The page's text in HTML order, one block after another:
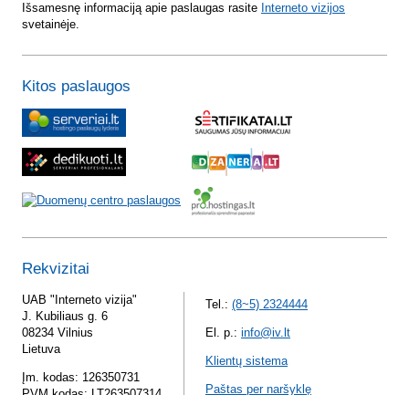
Išsamesnę informaciją apie paslaugas rasite Interneto vizijos
svetainėje.
Kitos paslaugos
Rekvizitai
UAB "Interneto vizija"
J. Kubiliaus g. 6
08234 Vilnius
Lietuva
Įm. kodas: 126350731
Tel.: (8~5) 2324444
El. p.: info@iv.lt
Klientų sistema
Paštas per naršyklę